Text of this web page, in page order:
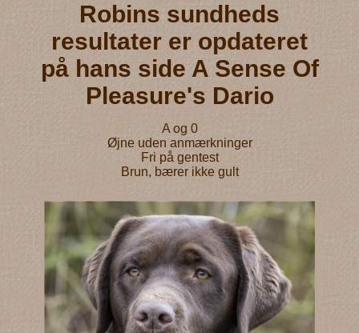
Robins sundheds
resultater er opdateret
på hans side A Sense Of
Pleasure's Dario
A og 0
Øjne uden anmærkninger
Fri på gentest
Brun, bærer ikke gult